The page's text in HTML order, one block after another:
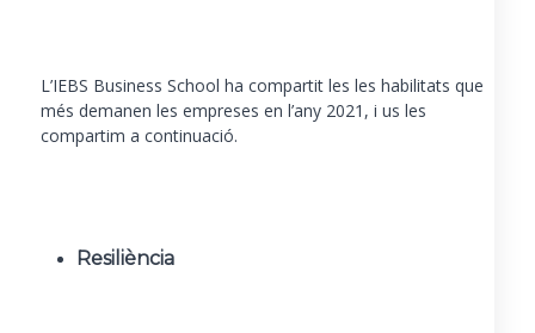
L’IEBS Business School ha compartit les les habilitats que
més demanen les empreses en l’any 2021, i us les
compartim a continuació.
Resiliència